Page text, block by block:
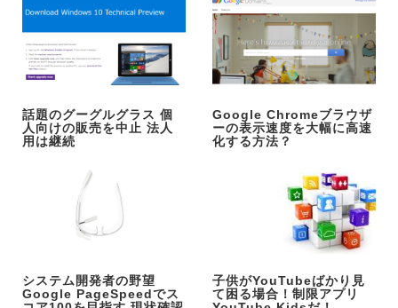
話題のグーグルグラス 個
人向けの販売を中止 法人
用は継続
Google Chromeブラウザ
ーの表示速度を大幅に高速
化する方法？
システム開発者の野望
Google PageSpeedでス
子供がYouTubeばかり見
て困る場合！制限アプリ